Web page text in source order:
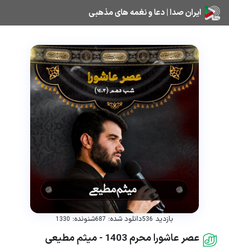
ایران صدا | دعا و نغمه های مذهبی
بازدید 536دانلود شده: 687شنونده: 1330
عصر عاشورا محرم 1403 - میثم مطیعی